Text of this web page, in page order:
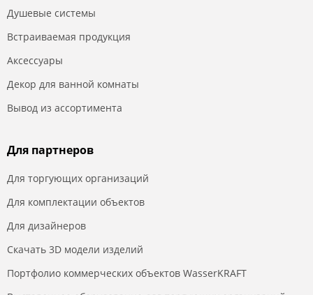
Душевые системы
Встраиваемая продукция
Аксессуары
Декор для ванной комнаты
Вывод из ассортимента
Для партнеров
Для торгующих организаций
Для комплектации объектов
Для дизайнеров
Скачать 3D модели изделий
Портфолио коммерческих объектов WasserKRAFT